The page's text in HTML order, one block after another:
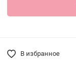
В избранное